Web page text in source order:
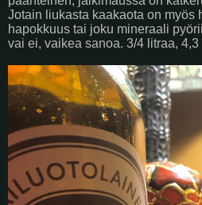
Jotain liukasta kaakaota on myös
hapokkuus tai joku mineraali
vai ei, vaikea sanoa. 3/4 litraa, 4,3